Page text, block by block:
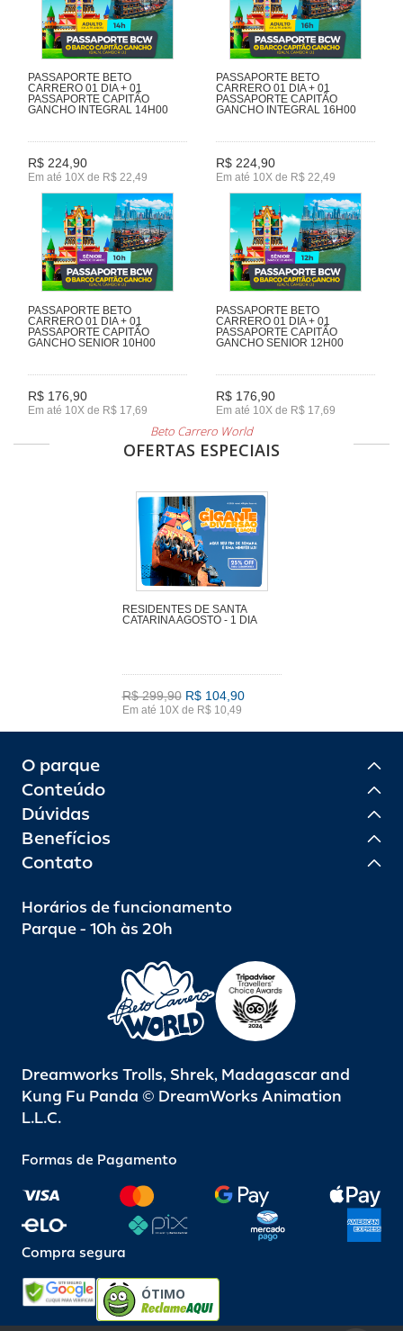
PASSAPORTE BETO
CARRERO 01 DIA + 01
PASSAPORTE CAPITÃO
GANCHO INTEGRAL 14H00
R$ 224,90
Em até 10X de R$ 22,49
PASSAPORTE BETO
CARRERO 01 DIA + 01
PASSAPORTE CAPITÃO
GANCHO INTEGRAL 16H00
R$ 224,90
Em até 10X de R$ 22,49
PASSAPORTE BETO
CARRERO 01 DIA + 01
PASSAPORTE CAPITÃO
GANCHO SENIOR 10H00
R$ 176,90
Em até 10X de R$ 17,69
PASSAPORTE BETO
CARRERO 01 DIA + 01
PASSAPORTE CAPITÃO
GANCHO SENIOR 12H00
R$ 176,90
Em até 10X de R$ 17,69
Beto Carrero World
OFERTAS ESPECIAIS
RESIDENTES DE SANTA
CATARINA AGOSTO - 1 DIA
R$ 299,90 R$ 104,90
Em até 10X de R$ 10,49
O parque
Conteúdo
Dúvidas
Benefícios
Contato
Horários de funcionamento
Parque - 10h às 20h
Dreamworks Trolls, Shrek, Madagascar and
Kung Fu Panda © DreamWorks Animation
L.L.C.
Formas de Pagamento
Compra segura
ÓTIMO